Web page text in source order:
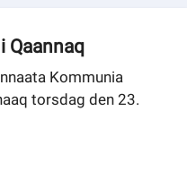
Qaannaq
Kommunia
torsdag den 23.